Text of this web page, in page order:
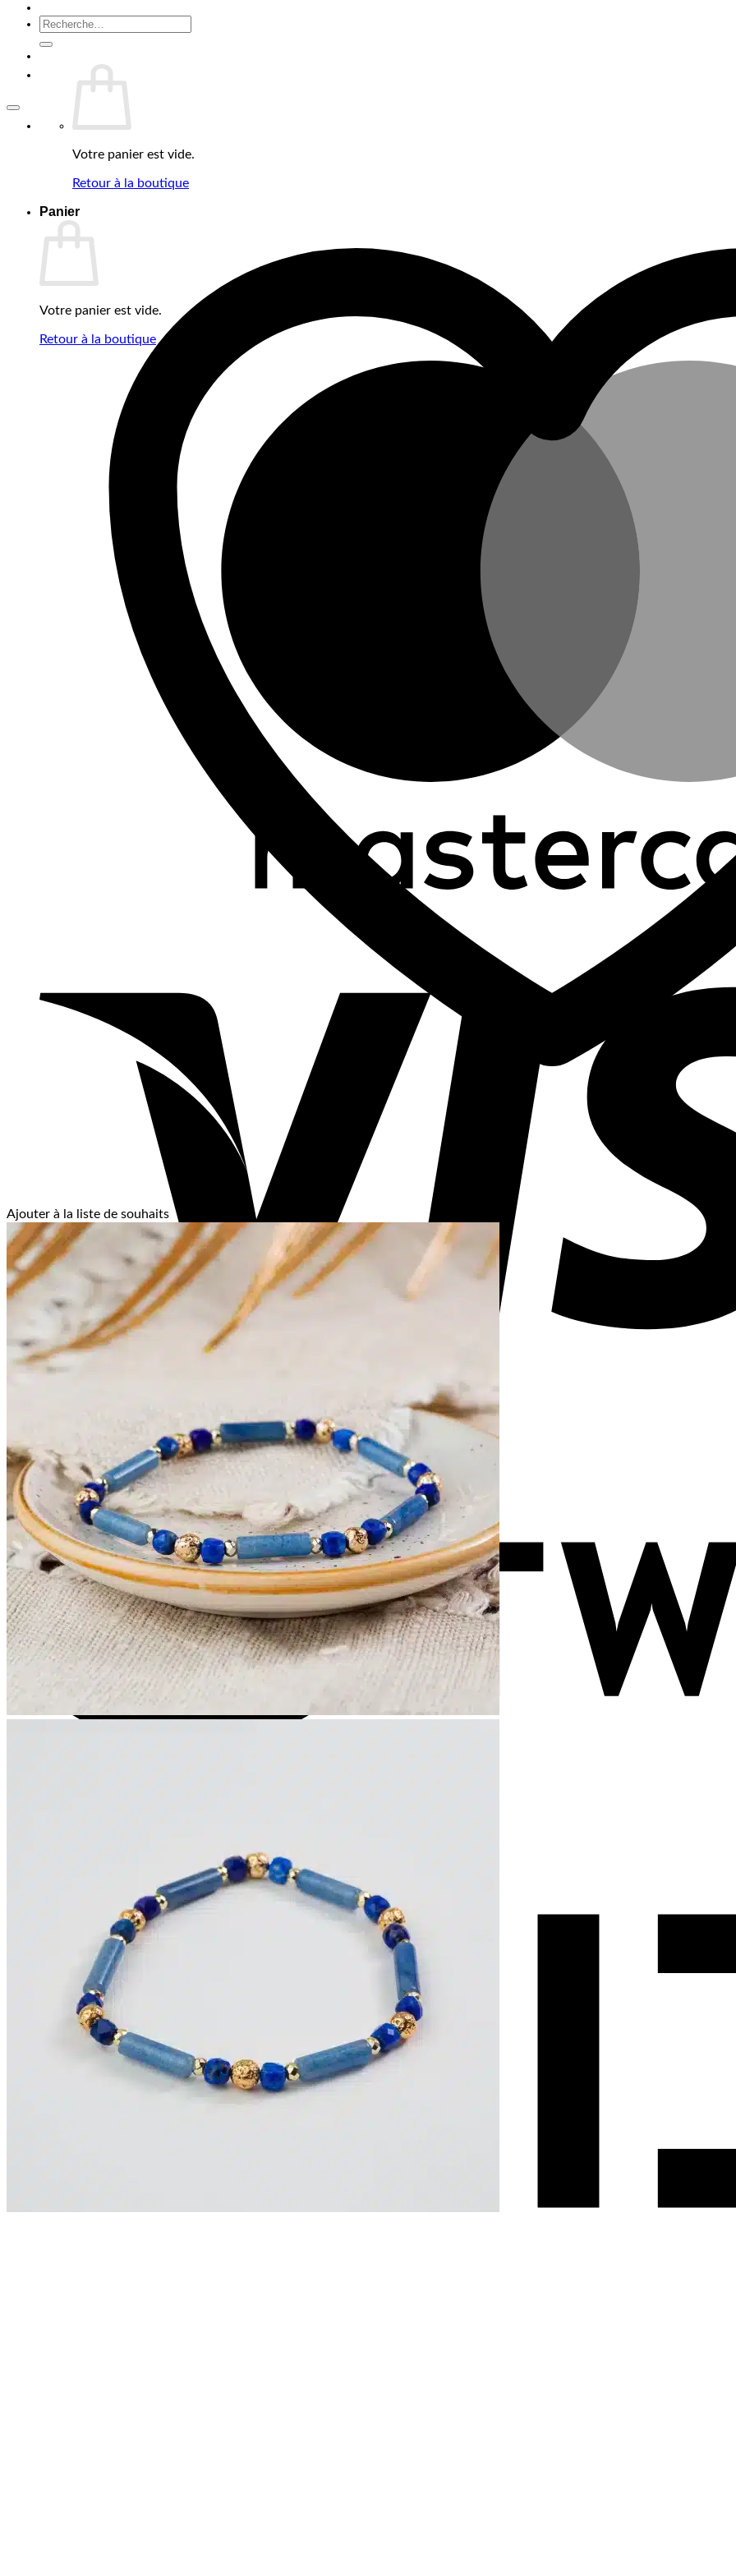
Recherche
Votre panier est vide.
Retour à la boutique
Panier
Votre panier est vide.
Retour à la boutique
Ajouter à la liste de souhaits